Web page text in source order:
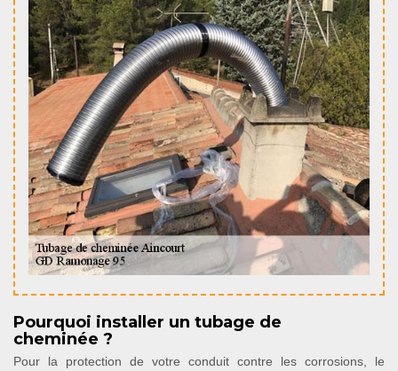
Pourquoi installer un tubage de
cheminée ?
Pour la protection de votre conduit contre les corrosions, le